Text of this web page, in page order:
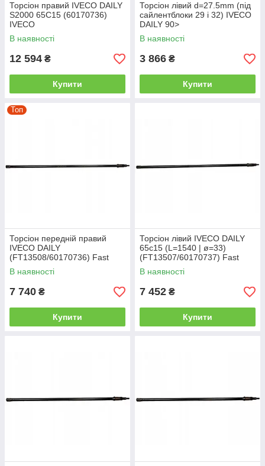
Торсіон правий IVECO DAILY
S2000 65С15 (60170736)
IVECO
В наявності
12 594 ₴
Купити
Торсіон лівий d=27.5mm (під
сайлентблоки 29 і 32) IVECO
DAILY 90>
(FT13501/93811175) Fast
В наявності
3 866 ₴
Купити
Топ
Торсіон передній правий
IVECO DAILY
(FT13508/60170736) Fast
В наявності
7 740 ₴
Купити
Торсіон лівий IVECO DAILY
65с15 (L=1540 | ø=33)
(FT13507/60170737) Fast
В наявності
7 452 ₴
Купити